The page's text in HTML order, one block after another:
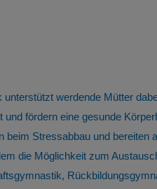
werdende Mütter
fördern eine gesunde
beim Stressabbau und
die Möglichkeit zum